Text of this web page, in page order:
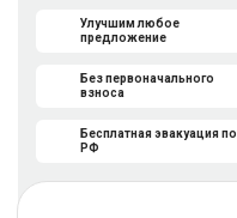
Улучшим любое
предложение
Без первоначального
взноса
Бесплатная эвакуация по
РФ